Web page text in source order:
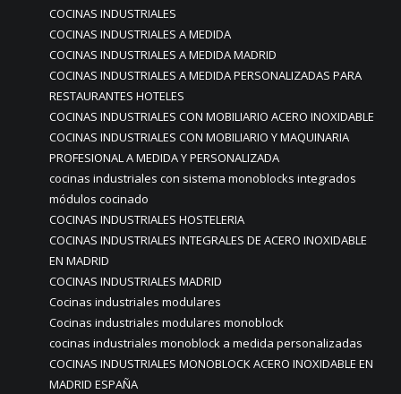
COCINAS INDUSTRIALES
COCINAS INDUSTRIALES A MEDIDA
COCINAS INDUSTRIALES A MEDIDA MADRID
COCINAS INDUSTRIALES A MEDIDA PERSONALIZADAS PARA
RESTAURANTES HOTELES
COCINAS INDUSTRIALES CON MOBILIARIO ACERO INOXIDABLE
COCINAS INDUSTRIALES CON MOBILIARIO Y MAQUINARIA
PROFESIONAL A MEDIDA Y PERSONALIZADA
cocinas industriales con sistema monoblocks integrados
módulos cocinado
COCINAS INDUSTRIALES HOSTELERIA
COCINAS INDUSTRIALES INTEGRALES DE ACERO INOXIDABLE
EN MADRID
COCINAS INDUSTRIALES MADRID
Cocinas industriales modulares
Cocinas industriales modulares monoblock
cocinas industriales monoblock a medida personalizadas
COCINAS INDUSTRIALES MONOBLOCK ACERO INOXIDABLE EN
MADRID ESPAÑA